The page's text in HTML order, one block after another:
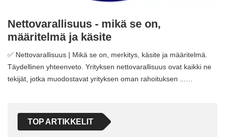
Nettovarallisuus - mikä se on,
määritelmä ja käsite
✅ Nettovarallisuus | Mikä se on, merkitys, käsite ja määritelmä.
Täydellinen yhteenveto. Yrityksen nettovarallisuus ovat kaikki ne
tekijät, jotka muodostavat yrityksen oman rahoituksen ...…
TOP ARTIKKELIT